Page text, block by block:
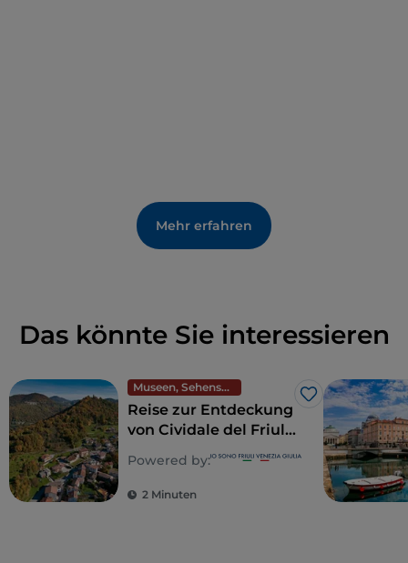
Mehr erfahren
Das könnte Sie interessieren
Museen, Sehenswürdigkeiten und Denkmäler
Like
Reise zur Entdeckung
von Cividale del Friuli
und der Valli del
Natisone
Powered by:
2 Minuten